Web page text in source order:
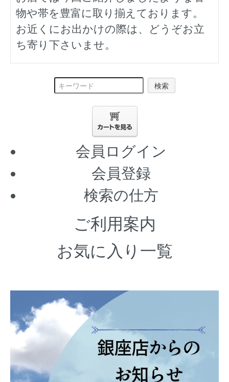
物や帯を豊富に取り揃えております。
お近くにお出かけの際は、どうぞお立
ち寄り下さいませ。
検索
会員ログイン
会員登録
検索の仕方
ご利用案内
お気に入り一覧